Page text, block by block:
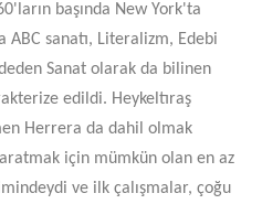
başında New York'ta
ABC sanatı, Literalizm, Edebi
Sanat olarak da bilinen
edildi. Heykeltıraş
Herrera da dahil olmak
için mümkün olan en az
ve ilk çalışmalar, çoğu